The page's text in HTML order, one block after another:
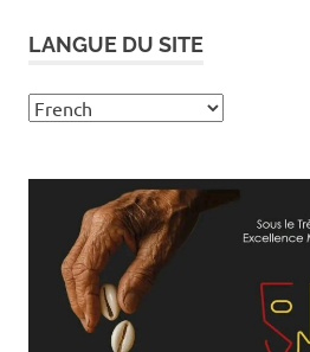
LANGUE DU SITE